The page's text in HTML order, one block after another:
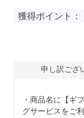
獲得ポイント：
申し訳ござ
・商品名に【ギ
グサービスをご